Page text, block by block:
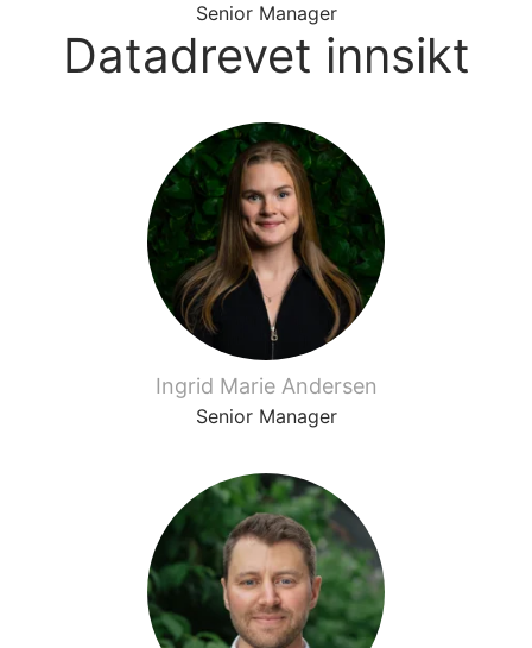
Senior Manager
Datadrevet innsikt
Ingrid Marie Andersen
Senior Manager